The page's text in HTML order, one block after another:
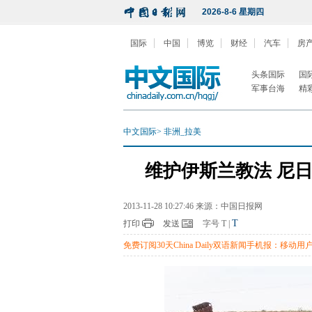
2026-8-6 星期四
国际 中国 博览 财经 汽车 房
头条国际
国
军事台海
精
中文国际> 非洲_拉美
维护伊斯兰教法 尼
2013-11-28 10:27:46 来源：中国日报网
打印
发送 字号 T T
免费订阅30天China Daily双语新闻手机报：移动用